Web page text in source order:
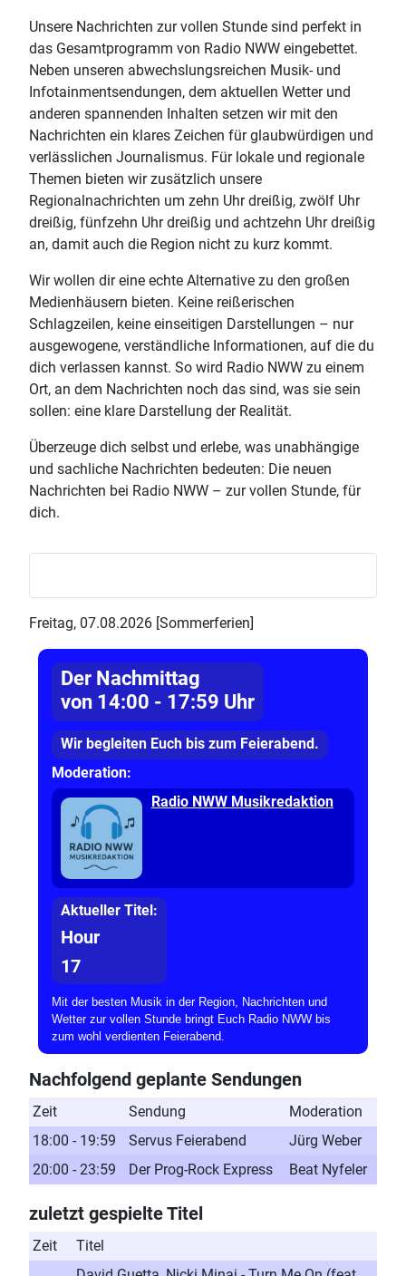
Unsere Nachrichten zur vollen Stunde sind perfekt in
das Gesamtprogramm von Radio NWW eingebettet.
Neben unseren abwechslungsreichen Musik- und
Infotainmentsendungen, dem aktuellen Wetter und
anderen spannenden Inhalten setzen wir mit den
Nachrichten ein klares Zeichen für glaubwürdigen und
verlässlichen Journalismus. Für lokale und regionale
Themen bieten wir zusätzlich unsere
Regionalnachrichten um zehn Uhr dreißig, zwölf Uhr
dreißig, fünfzehn Uhr dreißig und achtzehn Uhr dreißig
an, damit auch die Region nicht zu kurz kommt.
Wir wollen dir eine echte Alternative zu den großen
Medienhäusern bieten. Keine reißerischen
Schlagzeilen, keine einseitigen Darstellungen – nur
ausgewogene, verständliche Informationen, auf die du
dich verlassen kannst. So wird Radio NWW zu einem
Ort, an dem Nachrichten noch das sind, was sie sein
sollen: eine klare Darstellung der Realität.
Überzeuge dich selbst und erlebe, was unabhängige
und sachliche Nachrichten bedeuten: Die neuen
Nachrichten bei Radio NWW – zur vollen Stunde, für
dich.
Freitag, 07.08.2026 [Sommerferien]
Der Nachmittag
von 14:00 - 17:59 Uhr
Wir begleiten Euch bis zum Feierabend.
Moderation:
Radio NWW Musikredaktion
Aktueller Titel:
Hour
17
Mit der besten Musik in der Region, Nachrichten und
Wetter zur vollen Stunde bringt Euch Radio NWW bis
zum wohl verdienten Feierabend.
Nachfolgend geplante Sendungen
Zeit Sendung
Moderation
18:00 - 19:59
Servus Feierabend
Jürg Weber
20:00 - 23:59
Der Prog-Rock Express Beat Nyfeler
zuletzt gespielte Titel
Zeit
Titel